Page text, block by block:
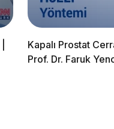
Kapalı Prostat
Prof. Dr. Faruk